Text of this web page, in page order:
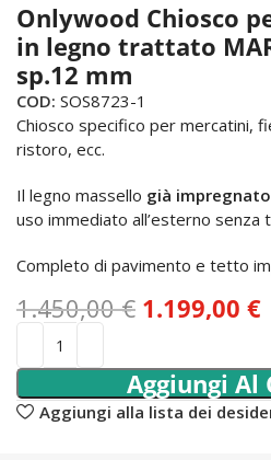
Onlywood Chiosco
in legno trattato
sp.12 mm
COD: SOS8723-1
Chiosco specifico per mercatini,
ristoro, ecc.
Il legno massello già
uso immediato all’esterno senza
Completo di pavimento e tetto
1.450,00€ 1.199,00 €
Aggiungi Al
Aggiungi alla lista dei